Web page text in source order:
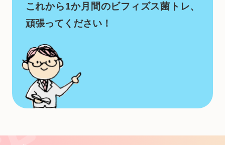
これから1か月間のビフィズス菌トレ、
頑張ってください！